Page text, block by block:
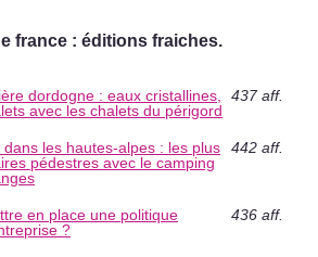
france : éditions fraiches.
dordogne : eaux cristallines,
avec les chalets du périgord
437 aff.
dans les hautes-alpes : les plus
pédestres avec le camping
442 aff.
en place une politique
?
436 aff.